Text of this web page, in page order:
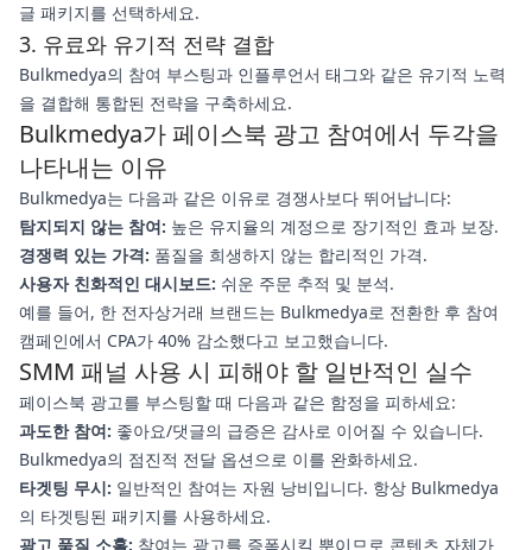
글 패키지를 선택하세요.
3. 유료와 유기적 전략 결합
Bulkmedya의 참여 부스팅과 인플루언서 태그와 같은 유기적 노력
을 결합해 통합된 전략을 구축하세요.
Bulkmedya가 페이스북 광고 참여에서 두각을
나타내는 이유
Bulkmedya는 다음과 같은 이유로 경쟁사보다 뛰어납니다:
탐지되지 않는 참여: 높은 유지율의 계정으로 장기적인 효과 보장.
경쟁력 있는 가격: 품질을 희생하지 않는 합리적인 가격.
사용자 친화적인 대시보드: 쉬운 주문 추적 및 분석.
예를 들어, 한 전자상거래 브랜드는 Bulkmedya로 전환한 후 참여
캠페인에서 CPA가 40% 감소했다고 보고했습니다.
SMM 패널 사용 시 피해야 할 일반적인 실수
페이스북 광고를 부스팅할 때 다음과 같은 함정을 피하세요:
과도한 참여: 좋아요/댓글의 급증은 감사로 이어질 수 있습니다.
Bulkmedya의 점진적 전달 옵션으로 이를 완화하세요.
타겟팅 무시: 일반적인 참여는 자원 낭비입니다. 항상 Bulkmedya
의 타겟팅된 패키지를 사용하세요.
광고 품질 소홀: 참여는 광고를 증폭시킬 뿐이므로 콘텐츠 자체가